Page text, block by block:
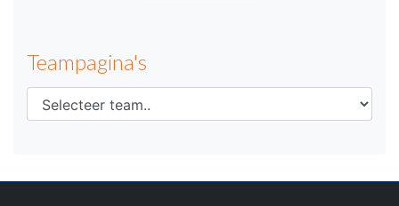
Teampagina's